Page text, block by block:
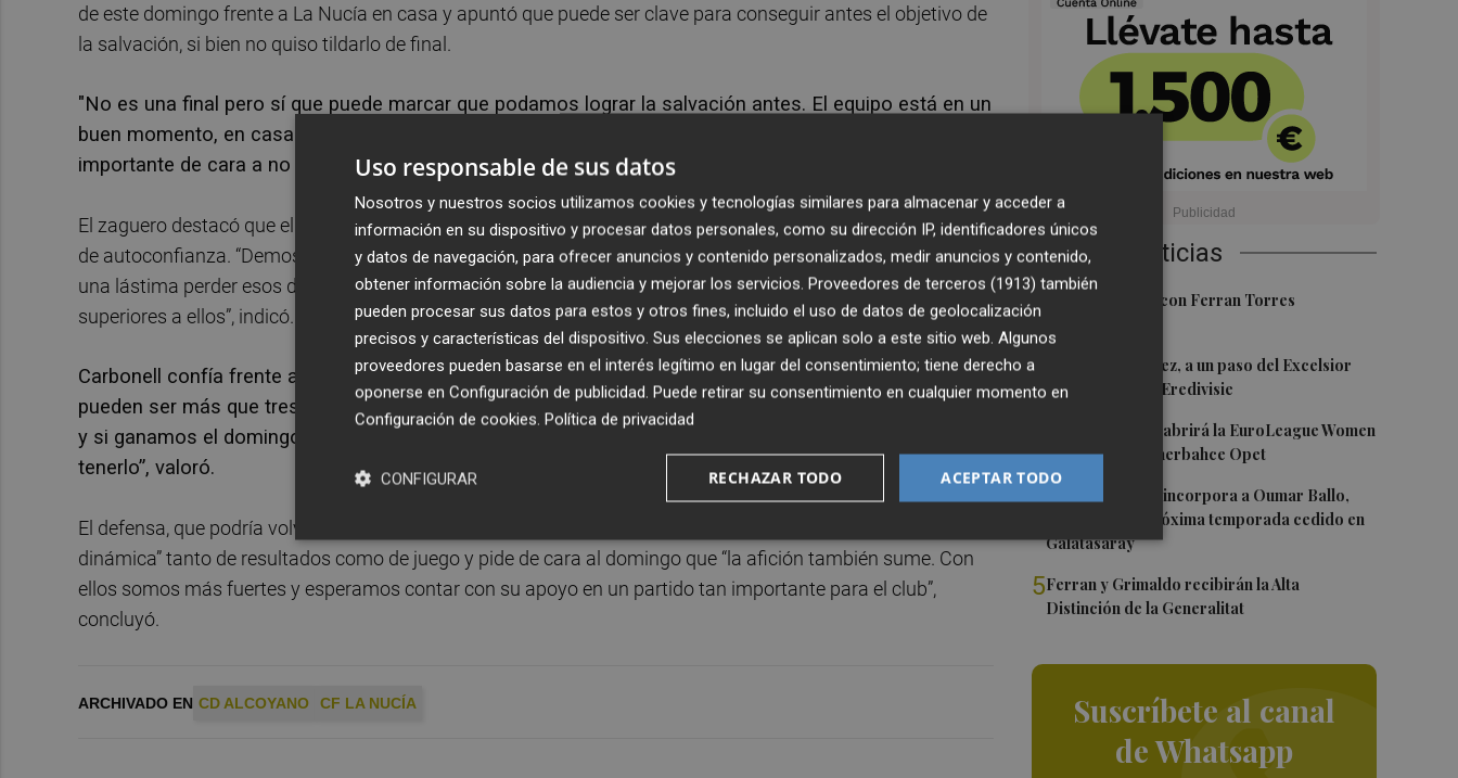
Últimas Noticias
1
Foios se vuelca con Ferran Torres
2
Mario Domínguez, a un paso del Excelsior
Róterdam de la Eredivisie
Valencia Basket abrirá la EuroLeague Women
en casa ante Fenerbahce Opet
4 Valencia Basket incorpora a Oumar Ballo,
que jugará la próxima temporada cedido en
Galatasaray
5Ferran y Grimaldo recibirán la Alta
Distinción de la Generalitat
Suscríbete al canal
de Whatsapp
de este domingo frente a La Nucía en casa y apuntó que puede ser clave para conseguir antes el objetivo de
la salvación, si bien no quiso tildarlo de final.
"No es una final pero sí que puede marcar que podamos lograr la salvación antes. El equipo está en un
buen momento, en casa se siente seguro y con la ayuda de nuestra afición podemos dar un paso muy
importante de cara a no estar sufriendo hasta la última jornada", señaló.
El zaguero destacó que el empate del domingo en casa del líder Eldense ha sido una importante inyección
de autoconfianza. “Demostramos que podemos jugar de tú a tú con cualquier equipo de la categoría. Fue
una lástima perder esos dos puntos en el descuento porque durante muchos minutos del partido fuimos
superiores a ellos”, indicó.
Carbonell confía frente a La Nucía “hacer bueno ese punto” contra el líder y sumar una victoria que
pueden ser más que tres puntos. “Estamos en un punto de la competición que cualquier detalle cuenta
y si ganamos el domingo tendremos a nuestro favor el 'goal average', que también es importante
tenerlo”, valoró.
El defensa, que podría volver a la titularidad tras su lesión, recalcó que su equipo “está en una buena
dinámica” tanto de resultados como de juego y pide de cara al domingo que “la afición también sume. Con
ellos somos más fuertes y esperamos contar con su apoyo en un partido tan importante para el club”,
concluyó.
ARCHIVADO EN CD ALCOYANO CF LA NUCÍA
Uso responsable de sus datos
Nosotros y nuestros socios utilizamos cookies y tecnologías similares para almacenar y acceder a
información en su dispositivo y procesar datos personales, como su dirección IP, identificadores únicos
y datos de navegación, para ofrecer anuncios y contenido personalizados, medir anuncios y contenido,
obtener información sobre la audiencia y mejorar los servicios. Proveedores de terceros (1913) también
pueden procesar sus datos para estos y otros fines, incluido el uso de datos de geolocalización
precisos y características del dispositivo. Sus elecciones se aplican solo a este sitio web. Algunos
proveedores pueden basarse en el interés legítimo en lugar del consentimiento; tiene derecho a
oponerse en Configuración de publicidad. Puede retirar su consentimiento en cualquier momento en
Configuración de cookies. Política de privacidad
ACEPTAR TODO
RECHAZAR TODO
CONFIGURAR